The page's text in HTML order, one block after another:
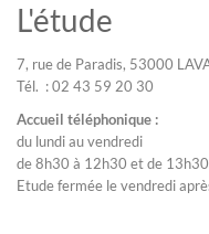
L'étude
7, rue de Paradis, 53000
Tél. : 02 43 59 20 30
Accueil téléphonique :
du lundi au vendredi
de 8h30 à 12h30 et de
Etude fermée le vendredi